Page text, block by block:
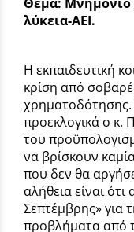
λύκεια-ΑΕΙ.
Η εκπαιδευτική
κρίση από
προεκλογικά ο κ.
του
να βρίσκουν
που δεν θα
αλήθεια είναι
Σεπτέμβρης» για
προβλήματα από